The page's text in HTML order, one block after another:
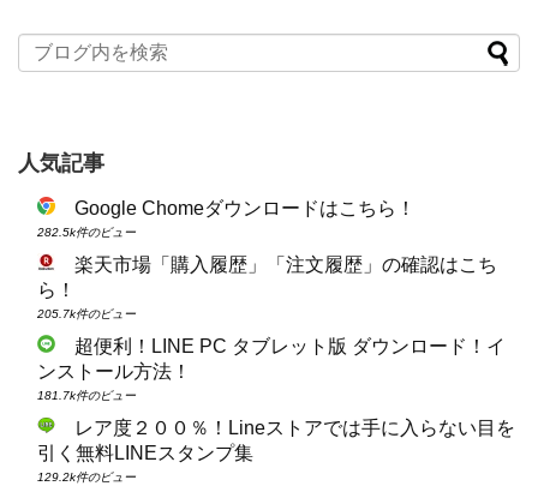
人気記事
Google Chomeダウンロードはこちら！
282.5k件のビュー
楽天市場「購入履歴」「注文履歴」の確認はこち
ら！
205.7k件のビュー
超便利！LINE PC タブレット版 ダウンロード！イ
ンストール方法！
181.7k件のビュー
レア度２００％！Lineストアでは手に入らない目を
引く無料LINEスタンプ集
129.2k件のビュー